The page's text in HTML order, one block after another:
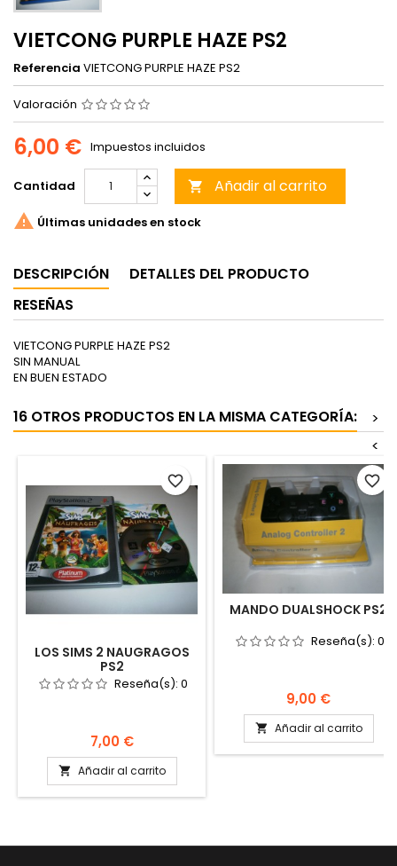
VIETCONG PURPLE HAZE PS2
Referencia VIETCONG PURPLE HAZE PS2
Valoración
6,00 € Impuestos incluidos
Cantidad  Añadir al carrito
 Últimas unidades en stock
DESCRIPCIÓN
DETALLES DEL PRODUCTO
RESEÑAS
VIETCONG PURPLE HAZE PS2
SIN MANUAL
EN BUEN ESTADO
16 OTROS PRODUCTOS EN LA MISMA CATEGORÍA:
>
<
LOS SIMS 2 NAUGRAGOS
PS2
Reseña(s): 0
Precio
7,00 €
 Añadir al carrito
favorite_border
MANDO DUALSHOCK PS2
Reseña(s): 0
Precio
9,00 €
 Añadir al carrito
favorite_border